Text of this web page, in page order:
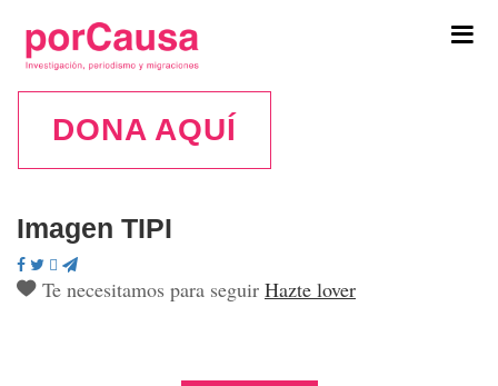
DONA AQUÍ
Imagen TIPI
Te necesitamos para seguir Hazte lover